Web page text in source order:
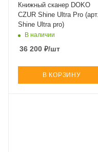
Книжный сканер DOKO
CZUR Shine Ultra Pro (арт.
Shine Ultra pro)
В наличии
36 200 ₽/шт
В КОРЗИНУ